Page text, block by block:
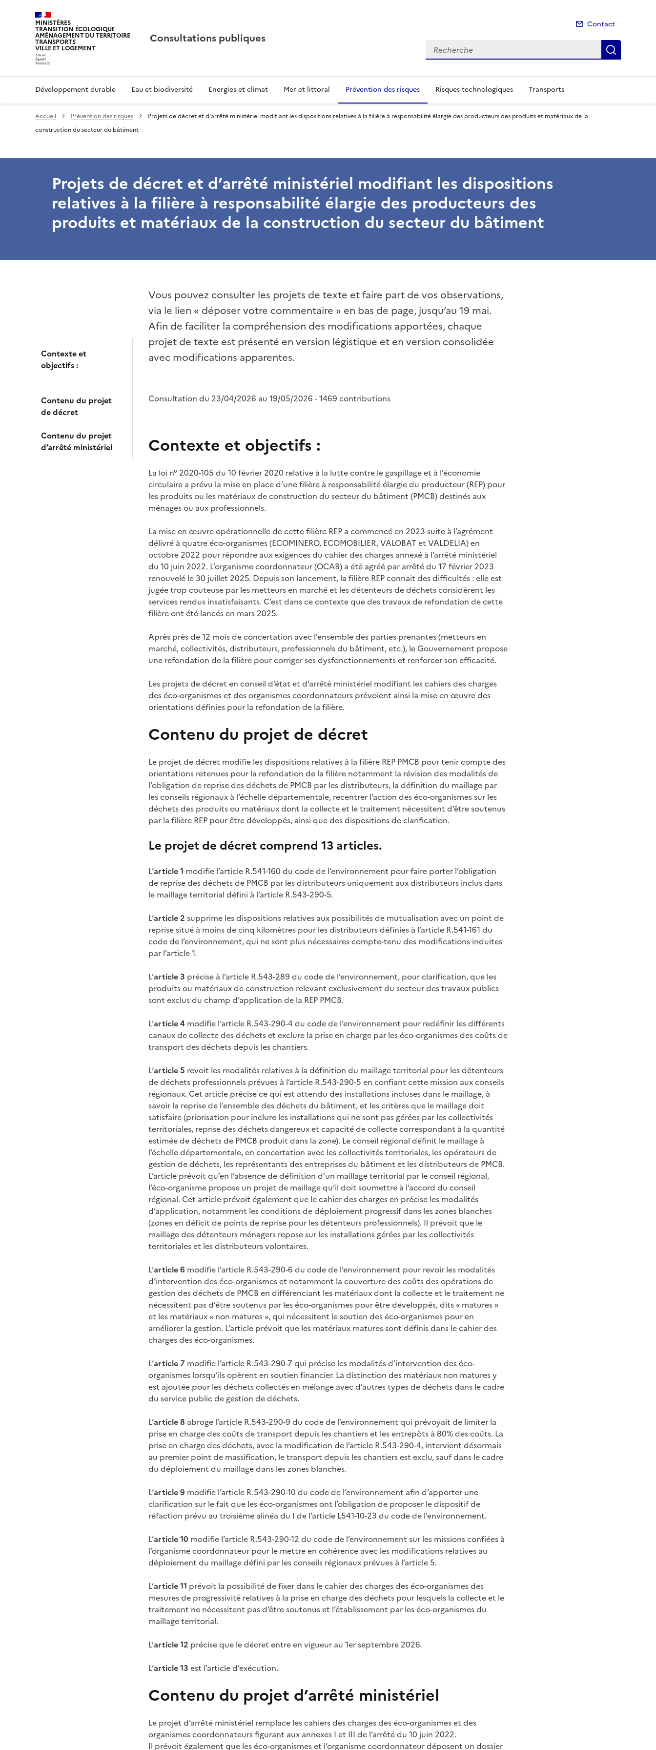
MINISTÈRES
TRANSITION ÉCOLOGIQUE
AMÉNAGEMENT DU TERRITOIRE
TRANSPORTS
VILLE ET LOGEMENT
Consultations publiques
Contact
Recherche
Développement durable Eau et biodiversité Energies et climat Mer et littoral Prévention des risques Risques technologiques Transports
Accueil Prévention des risques
Projets de décret et d’arrêté ministériel modifiant les dispositions relatives à la filière à responsabilité élargie des producteurs des produits et matériaux de la
construction du secteur du bâtiment
Projets de décret et d’arrêté ministériel modifiant les dispositions
relatives à la filière à responsabilité élargie des producteurs des
produits et matériaux de la construction du secteur du bâtiment
Contexte et
objectifs :
Contenu du projet
de décret
Contenu du projet
d’arrêté ministériel
Vous pouvez consulter les projets de texte et faire part de vos observations,
via le lien « déposer votre commentaire » en bas de page, jusqu’au 19 mai.
Afin de faciliter la compréhension des modifications apportées, chaque
projet de texte est présenté en version légistique et en version consolidée
avec modifications apparentes.
Consultation du 23/04/2026 au 19/05/2026 - 1469 contributions
Contexte et objectifs :
La loi n° 2020-105 du 10 février 2020 relative à la lutte contre le gaspillage et à l’économie
circulaire a prévu la mise en place d’une filière à responsabilité élargie du producteur (REP) pour
les produits ou les matériaux de construction du secteur du bâtiment (PMCB) destinés aux
ménages ou aux professionnels.
La mise en œuvre opérationnelle de cette filière REP a commencé en 2023 suite à l’agrément
délivré à quatre éco-organismes (ECOMINERO, ECOMOBILIER, VALOBAT et VALDELIA) en
octobre 2022 pour répondre aux exigences du cahier des charges annexé à l’arrêté ministériel
du 10 juin 2022. L’organisme coordonnateur (OCAB) a été agréé par arrêté du 17 février 2023
renouvelé le 30 juillet 2025. Depuis son lancement, la filière REP connait des difficultés : elle est
jugée trop couteuse par les metteurs en marché et les détenteurs de déchets considèrent les
services rendus insatisfaisants. C’est dans ce contexte que des travaux de refondation de cette
filière ont été lancés en mars 2025.
Après près de 12 mois de concertation avec l’ensemble des parties prenantes (metteurs en
marché, collectivités, distributeurs, professionnels du bâtiment, etc.), le Gouvernement propose
une refondation de la filière pour corriger ses dysfonctionnements et renforcer son efficacité.
Les projets de décret en conseil d’état et d’arrêté ministériel modifiant les cahiers des charges
des éco-organismes et des organismes coordonnateurs prévoient ainsi la mise en œuvre des
orientations définies pour la refondation de la filière.
Contenu du projet de décret
Le projet de décret modifie les dispositions relatives à la filière REP PMCB pour tenir compte des
orientations retenues pour la refondation de la filière notamment la révision des modalités de
l’obligation de reprise des déchets de PMCB par les distributeurs, la définition du maillage par
les conseils régionaux à l’échelle départementale, recentrer l’action des éco-organismes sur les
déchets des produits ou matériaux dont la collecte et le traitement nécessitent d’être soutenus
par la filière REP pour être développés, ainsi que des dispositions de clarification.
Le projet de décret comprend 13 articles.
L’article 1 modifie l’article R.541-160 du code de l’environnement pour faire porter l’obligation
de reprise des déchets de PMCB par les distributeurs uniquement aux distributeurs inclus dans
le maillage territorial défini à l’article R.543-290-5.
L’article 2 supprime les dispositions relatives aux possibilités de mutualisation avec un point de
reprise situé à moins de cinq kilomètres pour les distributeurs définies à l’article R.541-161 du
code de l’environnement, qui ne sont plus nécessaires compte-tenu des modifications induites
par l’article 1.
L’article 3 précise à l’article R.543-289 du code de l’environnement, pour clarification, que les
produits ou matériaux de construction relevant exclusivement du secteur des travaux publics
sont exclus du champ d’application de la REP PMCB.
L’article 4 modifie l’article R.543-290-4 du code de l’environnement pour redéfinir les différents
canaux de collecte des déchets et exclure la prise en charge par les éco-organismes des coûts de
transport des déchets depuis les chantiers.
L’article 5 revoit les modalités relatives à la définition du maillage territorial pour les détenteurs
de déchets professionnels prévues à l’article R.543-290-5 en confiant cette mission aux conseils
régionaux. Cet article précise ce qui est attendu des installations incluses dans le maillage, à
savoir la reprise de l’ensemble des déchets du bâtiment, et les critères que le maillage doit
satisfaire (priorisation pour inclure les installations qui ne sont pas gérées par les collectivités
territoriales, reprise des déchets dangereux et capacité de collecte correspondant à la quantité
estimée de déchets de PMCB produit dans la zone). Le conseil régional définit le maillage à
l’échelle départementale, en concertation avec les collectivités territoriales, les opérateurs de
gestion de déchets, les représentants des entreprises du bâtiment et les distributeurs de PMCB.
L’article prévoit qu’en l’absence de définition d’un maillage territorial par le conseil régional,
l’éco-organisme propose un projet de maillage qu’il doit soumettre à l’accord du conseil
régional. Cet article prévoit également que le cahier des charges en précise les modalités
d’application, notamment les conditions de déploiement progressif dans les zones blanches
(zones en déficit de points de reprise pour les détenteurs professionnels). Il prévoit que le
maillage des détenteurs ménagers repose sur les installations gérées par les collectivités
territoriales et les distributeurs volontaires.
L’article 6 modifie l’article R.543-290-6 du code de l’environnement pour revoir les modalités
d’intervention des éco-organismes et notamment la couverture des coûts des opérations de
gestion des déchets de PMCB en différenciant les matériaux dont la collecte et le traitement ne
nécessitent pas d’être soutenus par les éco-organismes pour être développés, dits « matures »
et les matériaux « non matures », qui nécessitent le soutien des éco-organismes pour en
améliorer la gestion. L’article prévoit que les matériaux matures sont définis dans le cahier des
charges des éco-organismes.
L’article 7 modifie l’article R.543-290-7 qui précise les modalités d’intervention des éco-
organismes lorsqu’ils opèrent en soutien financier. La distinction des matériaux non matures y
est ajoutée pour les déchets collectés en mélange avec d’autres types de déchets dans le cadre
du service public de gestion de déchets.
L’article 8 abroge l’article R.543-290-9 du code de l’environnement qui prévoyait de limiter la
prise en charge des coûts de transport depuis les chantiers et les entrepôts à 80% des coûts. La
prise en charge des déchets, avec la modification de l’article R.543-290-4, intervient désormais
au premier point de massification, le transport depuis les chantiers est exclu, sauf dans le cadre
du déploiement du maillage dans les zones blanches.
L’article 9 modifie l’article R.543-290-10 du code de l’environnement afin d’apporter une
clarification sur le fait que les éco-organismes ont l’obligation de proposer le dispositif de
réfaction prévu au troisième alinéa du I de l’article L541-10-23 du code de l’environnement.
L’article 10 modifie l’article R.543-290-12 du code de l’environnement sur les missions confiées à
l’organisme coordonnateur pour le mettre en cohérence avec les modifications relatives au
déploiement du maillage défini par les conseils régionaux prévues à l’article 5.
L’article 11 prévoit la possibilité de fixer dans le cahier des charges des éco-organismes des
mesures de progressivité relatives à la prise en charge des déchets pour lesquels la collecte et le
traitement ne nécessitent pas d’être soutenus et l’établissement par les éco-organismes du
maillage territorial.
L’article 12 précise que le décret entre en vigueur au 1er septembre 2026.
L’article 13 est l’article d’exécution.
Contenu du projet d’arrêté ministériel
Le projet d’arrêté ministériel remplace les cahiers des charges des éco-organismes et des
organismes coordonnateurs figurant aux annexes I et III de l’arrêté du 10 juin 2022.
Il prévoit également que les éco-organismes et l’organisme coordonnateur déposent un dossier